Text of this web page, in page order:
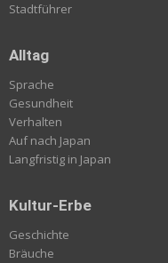
Stadtführer
Alltag
Sprache
Gesundheit
Verhalten
Auf nach Japan
Langfristig in Japan
Kultur-Erbe
Geschichte
Bräuche